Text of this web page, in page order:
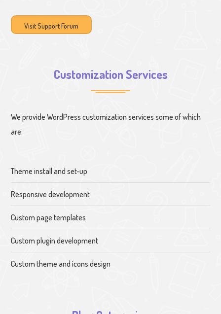
Visit Support Forum
Customization Services
We provide WordPress customization services some of which
are:
Theme install and set-up
Responsive development
Custom page templates
Custom plugin development
Custom theme and icons design